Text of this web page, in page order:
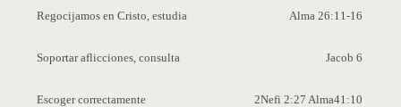
Regocijamos en Cristo, estudia Alma 26:11-16
Soportar aflicciones, consulta Jacob 6
Escoger correctamente 2Nefi 2:27 Alma41:10